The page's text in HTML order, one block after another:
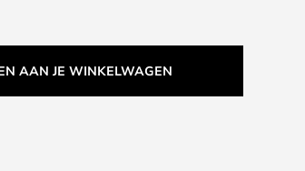
AAN JE WINKELWAGEN